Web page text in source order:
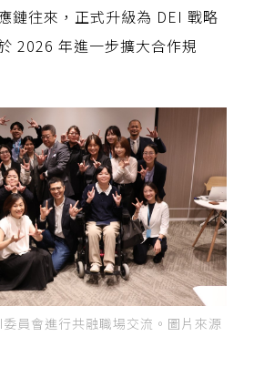
鏈往來，正式升級為 DEI 戰略
2026 年進一步擴大合作規
員會進行共融職場交流。圖片來源